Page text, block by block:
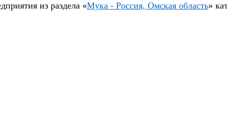
из раздела «Мука - Россия, Омская область»